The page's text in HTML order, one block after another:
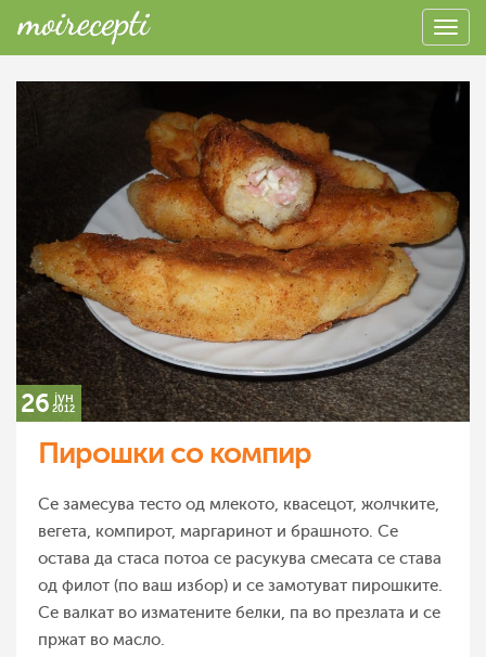
26 јун
2012
Пирошки со компир
Се замесува тесто од млекото, квасецот, жолчките,
вегета, компирот, маргаринот и брашното. Се
остава да стаса потоа се расукува смесата се става
од филот (по ваш избор) и се замотуват пирошките.
Се валкат во изматените белки, па во презлата и се
пржат во масло.